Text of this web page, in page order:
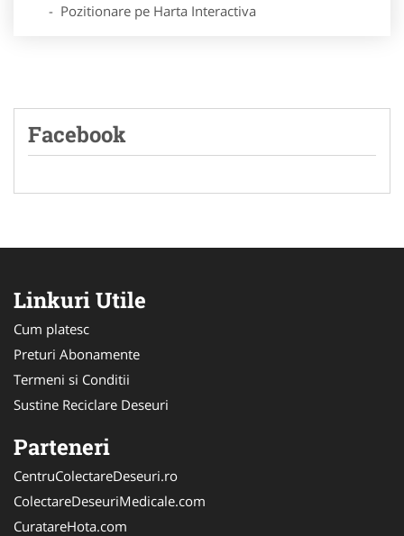
- Pozitionare pe Harta Interactiva
Facebook
Linkuri Utile
Cum platesc
Preturi Abonamente
Termeni si Conditii
Sustine Reciclare Deseuri
Parteneri
CentruColectareDeseuri.ro
ColectareDeseuriMedicale.com
CuratareHota.com